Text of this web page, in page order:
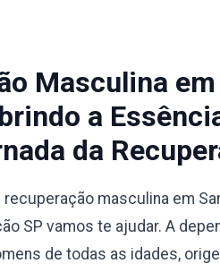
Masculina
a
da
masculina em
SP vamos te ajudar. A
de todas as idades,